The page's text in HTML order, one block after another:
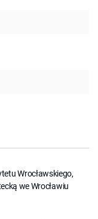
Wrocławskiego,
we Wrocławiu